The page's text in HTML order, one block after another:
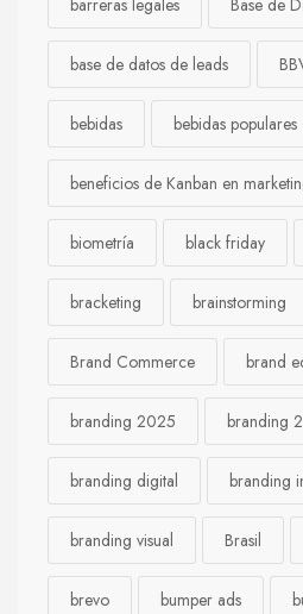
base de datos de leads
bebidas bebidas populares
beneficios de Kanban en
biometría black friday
bracketing brainstorming
Brand Commerce brand
branding 2025 branding
branding digital branding
branding visual Brasil
brevo bumper ads